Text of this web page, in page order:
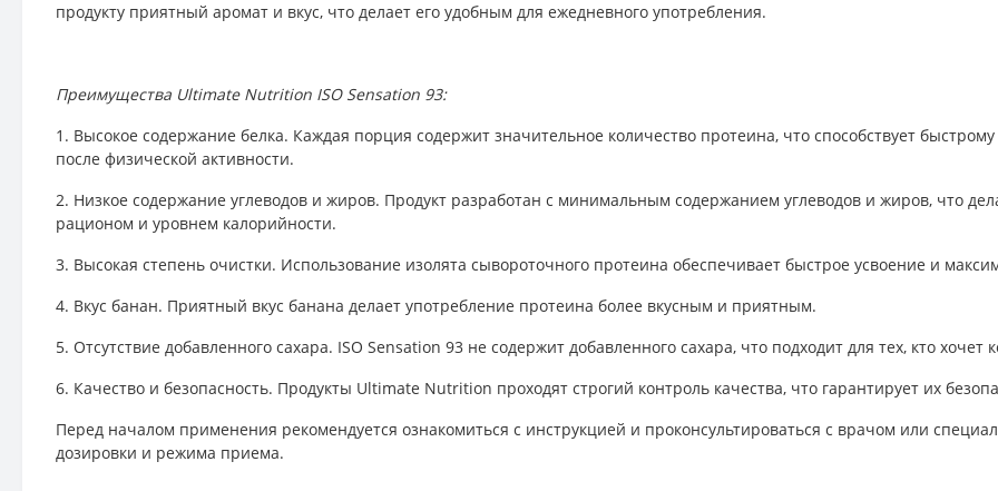
продукту приятный аромат и вкус, что делает его удобным для ежедневного употребления.
Преимущества Ultimate Nutrition ISO Sensation 93:
1. Высокое содержание белка. Каждая порция содержит значительное количество протеина, что способствует
после физической активности.
2. Низкое содержание углеводов и жиров. Продукт разработан с минимальным содержанием углеводов и жиров, что
рационом и уровнем калорийности.
3. Высокая степень очистки. Использование изолята сывороточного протеина обеспечивает быстрое усвоение и
4. Вкус банан. Приятный вкус банана делает употребление протеина более вкусным и приятным.
5. Отсутствие добавленного сахара. ISO Sensation 93 не содержит добавленного сахара, что подходит для тех, кто
6. Качество и безопасность. Продукты Ultimate Nutrition проходят строгий контроль качества, что гарантирует их
Перед началом применения рекомендуется ознакомиться с инструкцией и проконсультироваться с врачом или
дозировки и режима приема.